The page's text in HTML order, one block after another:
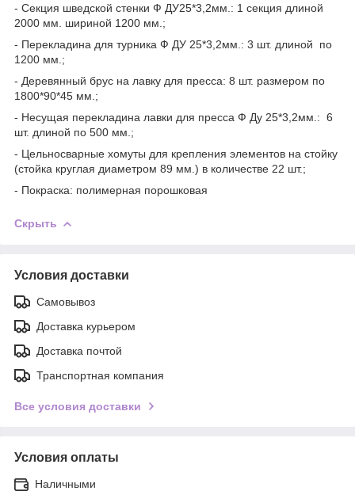
- Секция шведской стенки Ф ДУ25*3,2мм.: 1 секция длиной
2000 мм. шириной 1200 мм.;
- Перекладина для турника Ф ДУ 25*3,2мм.: 3 шт. длиной по
1200 мм.;
- Деревянный брус на лавку для пресса: 8 шт. размером по
1800*90*45 мм.;
- Несущая перекладина лавки для пресса Ф Ду 25*3,2мм.: 6
шт. длиной по 500 мм.;
- Цельносварные хомуты для крепления элементов на стойку
(стойка круглая диаметром 89 мм.) в количестве 22 шт.;
- Покраска: полимерная порошковая
Скрыть
Условия доставки
Самовывоз
Доставка курьером
Доставка почтой
Транспортная компания
Все условия доставки
Условия оплаты
Наличными